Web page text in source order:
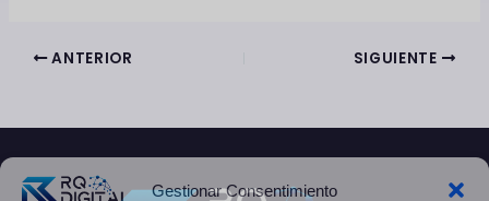
Gestionar Consentimiento
ANTERIOR SIGUIENTE